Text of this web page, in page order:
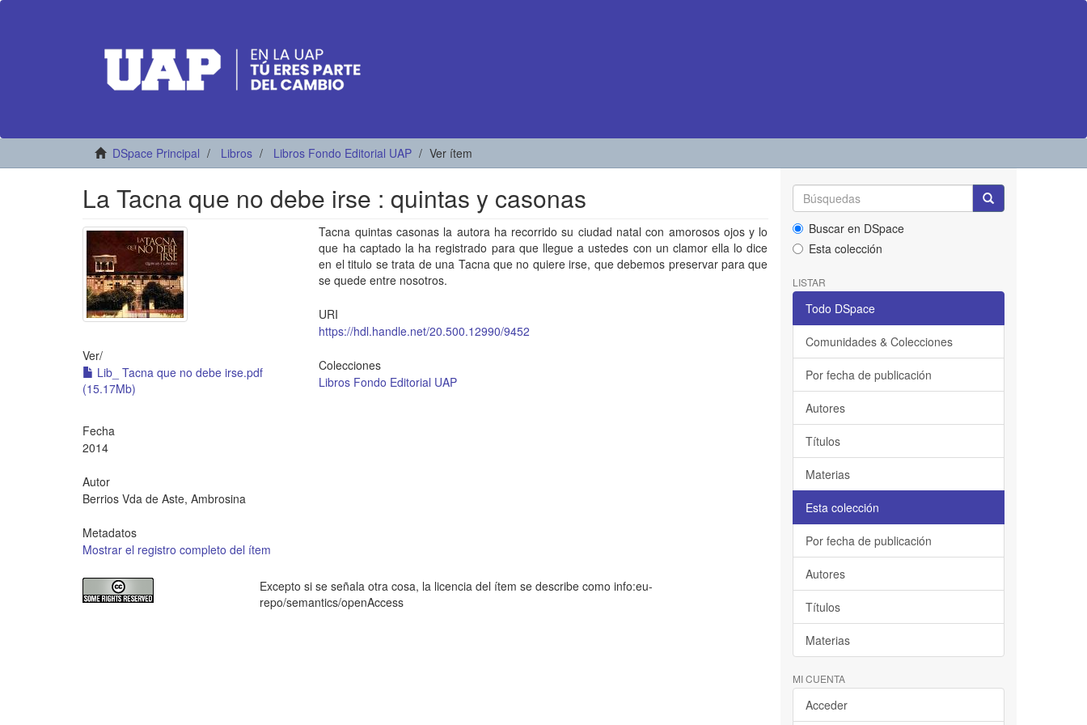
DSpace Principal Libros Libros Fondo Editorial UAP Ver ítem
La Tacna que no debe irse : quintas y casonas
Ver/
Lib_ Tacna que no debe irse.pdf
(15.17Mb)
Fecha
2014
Autor
Berrios Vda de Aste, Ambrosina
Metadatos
Mostrar el registro completo del ítem
Tacna quintas casonas la autora ha recorrido su ciudad natal con amorosos ojos y lo
que ha captado la ha registrado para que llegue a ustedes con un clamor ella lo dice
en el titulo se trata de una Tacna que no quiere irse, que debemos preservar para que
se quede entre nosotros.
URI
https://hdl.handle.net/20.500.12990/9452
Colecciones
Libros Fondo Editorial UAP
Excepto si se señala otra cosa, la licencia del ítem se describe como info:eu-
repo/semantics/openAccess
Buscar en DSpace
Esta colección
LISTAR
Todo DSpace
Comunidades & Colecciones
Por fecha de publicación
Autores
Títulos
Materias
Esta colección
Por fecha de publicación
Autores
Títulos
Materias
MI CUENTA
Acceder